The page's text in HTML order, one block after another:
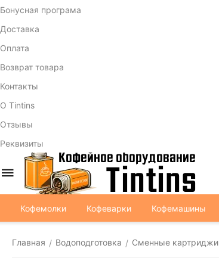
Бонусная програма
Доставка
Оплата
Возврат товара
Контакты
О Tintins
Отзывы
Реквизиты
Кофемолки Кофеварки Кофемашины
Главная / Водоподготовка / Сменные картриджи